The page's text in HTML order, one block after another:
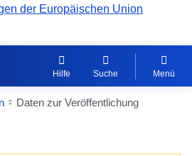
der Europäischen Union
Hilfe Suche Menü
Daten zur Veröffentlichung